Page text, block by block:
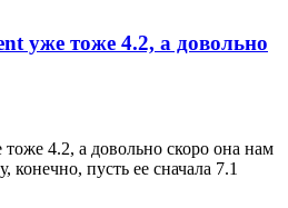
уже тоже 4.2, а довольно
4.2, а довольно скоро она нам
пусть ее сначала 7.1